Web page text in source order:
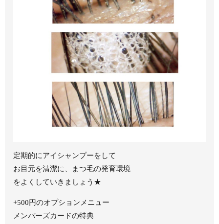
定期的にアイシャンプーをして
お目元を清潔に、まつ毛の発育環境
をよくしていきましょう★
+500円のオプションメニュー
メンバーズカードの特典